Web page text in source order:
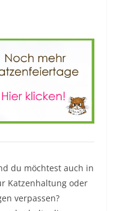
du möchtest auch in
Katzenhaltung oder
verpassen?